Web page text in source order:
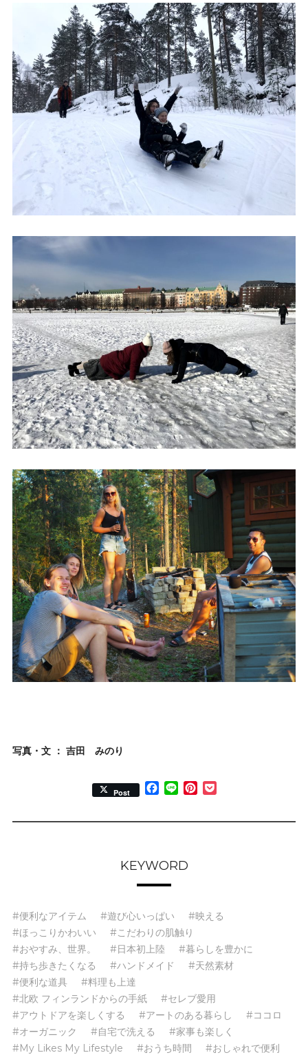
写真・文 ： 吉田 みのり
Post Facebook
Line Pinterest
KEYWORD
#便利なアイテム #遊び心いっぱい
#映える
#ほっこりかわいい
#こだわりの肌触り
#おやすみ、世界。
#日本初上陸
#暮らしを豊かに
#持ち歩きたくなる
#ハンドメイド
#天然素材
#便利な道具
#料理も上達
#北欧 フィンランドからの手紙
#セレブ愛用
#アウトドアを楽しくする
#アートのある暮らし
#ココロ
#オーガニック
#自宅で洗える
#家事も楽しく
#My Likes My Lifestyle
#おうち時間
#おしゃれで便利